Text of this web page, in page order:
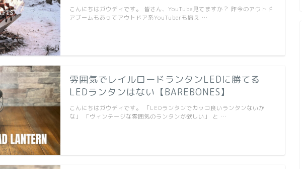
こんにちはガウディです。 皆さん、YouTube見てますか？ 昨今のアウトド
アブームもあってアウトドア系YouTuberも増え …
雰囲気でレイルロードランタンLEDに勝てる
LEDランタンはない【BAREBONES】
こんにちはガウディです。 「LEDランタンでカッコ良いランタンないか
な」 「ヴィンテージな雰囲気のランタンが欲しい」 と …